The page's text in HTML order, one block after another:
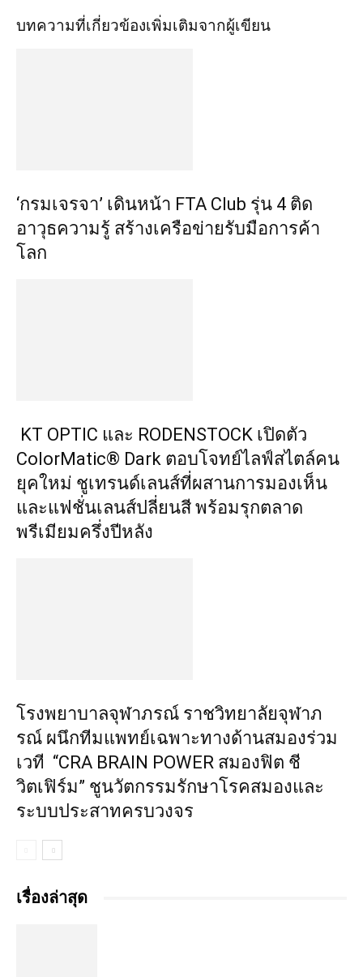
บทความที่เกี่ยวข้องเพิ่มเติมจากผู้เขียน
‘กรมเจรจา’ เดินหน้า FTA Club รุ่น 4 ติด
อาวุธความรู้ สร้างเครือข่ายรับมือการค้า
โลก
KT OPTIC และ RODENSTOCK เปิดตัว
ColorMatic® Dark ตอบโจทย์ไลฟ์สไตล์คน
ยุคใหม่ ชูเทรนด์เลนส์ที่ผสานการมองเห็น
และแฟชั่นเลนส์ปลี่ยนสี พร้อมรุกตลาด
พรีเมียมครึ่งปีหลัง
โรงพยาบาลจุฬาภรณ์ ราชวิทยาลัยจุฬาภ
รณ์ ผนึกทีมแพทย์เฉพาะทางด้านสมองร่วม
เวที “CRA BRAIN POWER สมองฟิต ชี
วิตเฟิร์ม” ชูนวัตกรรมรักษาโรคสมองและ
ระบบประสาทครบวงจร
เรื่องล่าสุด